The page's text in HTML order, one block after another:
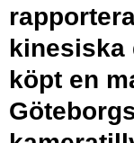
kinesiska
köpt en